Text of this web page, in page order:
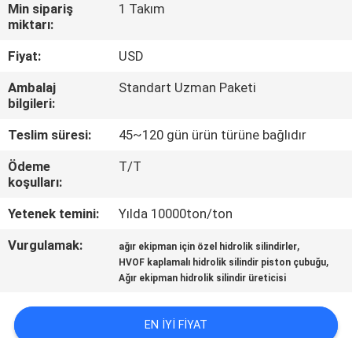
KALITE
KONTROLÜ
İLETIŞIM
BIR
İNDIRIM
İSTE
SITEMAP
Min sipariş
miktarı:
1 Takım
Fiyat:
USD
Ambalaj
bilgileri:
Standart Uzman Paketi
Teslim süresi:
45~120 gün ürün türüne bağlıdır
Ödeme
koşulları:
T/T
Yetenek temini:
Yılda 10000ton/ton
Vurgulamak:
ağır ekipman için özel hidrolik silindirler,
HVOF kaplamalı hidrolik silindir piston çubuğu,
Ağır ekipman hidrolik silindir üreticisi
EN IYI FIYAT